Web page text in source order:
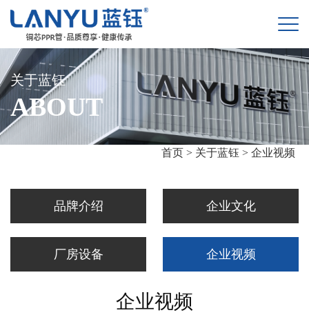
关于蓝钰
ABOUT
首页 > 关于蓝钰 > 企业视频
品牌介绍 企业文化
厂房设备 企业视频
企业视频